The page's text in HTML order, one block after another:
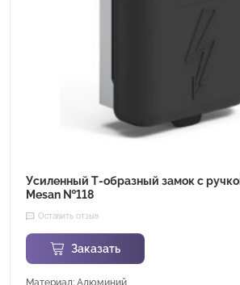
Усиленный Т-образный замок с
Mesan №118
Оставить отзыв
Заказать
Материал: Алюминий